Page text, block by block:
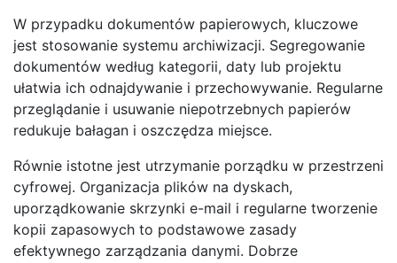
W przypadku dokumentów papierowych, kluczowe
jest stosowanie systemu archiwizacji. Segregowanie
dokumentów według kategorii, daty lub projektu
ułatwia ich odnajdywanie i przechowywanie. Regularne
przeglądanie i usuwanie niepotrzebnych papierów
redukuje bałagan i oszczędza miejsce.
Równie istotne jest utrzymanie porządku w przestrzeni
cyfrowej. Organizacja plików na dyskach,
uporządkowanie skrzynki e-mail i regularne tworzenie
kopii zapasowych to podstawowe zasady
efektywnego zarządzania danymi. Dobrze